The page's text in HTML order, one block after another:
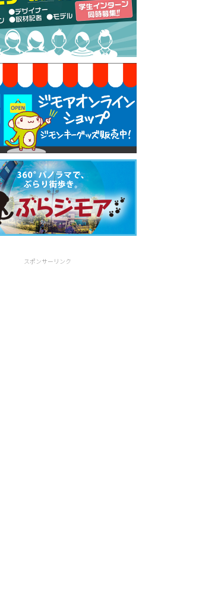
焼き餃子 一皿サービス（餃子
酒場たっちゃん 西早稲田
店）
[有効期限]2026年9月30日
スポンサーリンク